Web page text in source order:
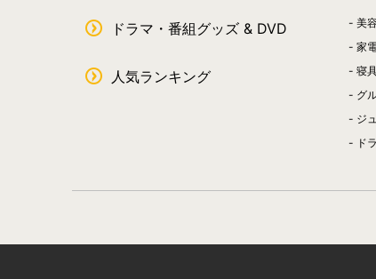
ドラマ・番組グッズ & DVD
人気ランキング
美
家
寝
グ
ジ
ド